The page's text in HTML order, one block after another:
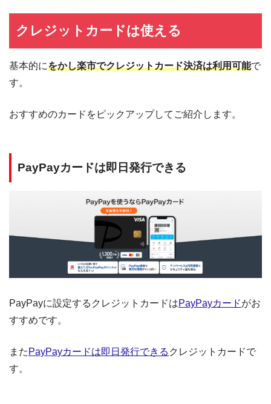
クレジットカードは使える
基本的にをかし楽市でクレジットカード決済は利用可能で
す。
おすすめのカードをピックアップしてご紹介します。
PayPayカードは即日発行できる
PayPayに設定するクレジットカードはPayPayカードがお
すすめです。
また PayPayカードは即日発行できる クレジットカードで
す。